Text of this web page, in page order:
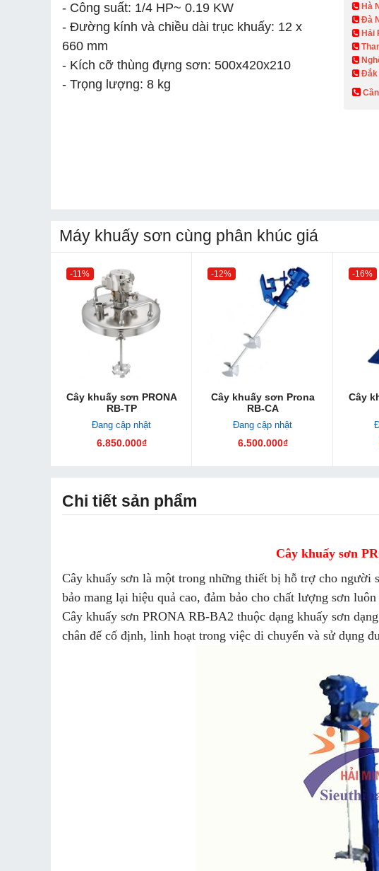
- Công suất: 1/4 HP~ 0.19 KW
- Đường kính và chiều dài trục khuấy: 12 x
660 mm
- Kích cỡ thùng đựng sơn: 500x420x210
- Trọng lượng: 8 kg
Hà
Đà
Hải
Đắk
Máy khuấy sơn cùng phân khúc giá
-11%
Cây khuấy sơn PRONA
RB-TP
Đang cập nhật
6.850.000₫
-12%
Cây khuấy sơn Prona
RB-CA
Đang cập nhật
6.500.000₫
-16%
Cây
Chi tiết sản phẩm
Cây khuấy sơn
Cây khuấy sơn là một trong những thiết bị hỗ trợ cho người
bảo mang lại hiệu quả cao, đảm bảo cho chất lượng sơn
Cây khuấy sơn PRONA RB-BA2 thuộc dạng khuấy sơn
chân đế cố định, linh hoạt trong việc di chuyển và sử dụng